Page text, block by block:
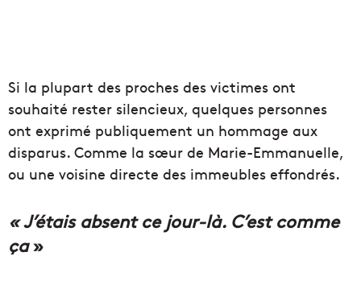
Si la plupart des proches des victimes ont
souhaité rester silencieux, quelques personnes
ont exprimé publiquement un hommage aux
disparus. Comme la sœur de Marie-Emmanuelle,
ou une voisine directe des immeubles effondrés.
« J’étais absent ce jour-là. C’est comme
ça»